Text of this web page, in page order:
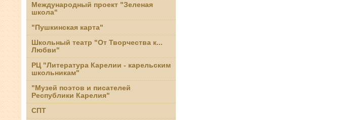
Международный проект "Зеленая
школа"
"Пушкинская карта"
Школьный театр "От Творчества к...
Любви"
РЦ "Литература Карелии - карельским
школьникам"
"Музей поэтов и писателей
Республики Карелия"
СПТ